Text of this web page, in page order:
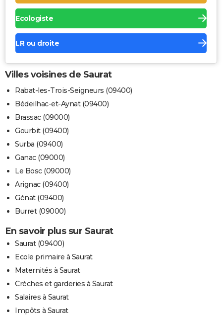
Ecologiste
LR ou droite
Villes voisines de Saurat
Rabat-les-Trois-Seigneurs (09400)
Bédeilhac-et-Aynat (09400)
Brassac (09000)
Gourbit (09400)
Surba (09400)
Ganac (09000)
Le Bosc (09000)
Arignac (09400)
Génat (09400)
Burret (09000)
En savoir plus sur Saurat
Saurat (09400)
Ecole primaire à Saurat
Maternités à Saurat
Crèches et garderies à Saurat
Salaires à Saurat
Impôts à Saurat